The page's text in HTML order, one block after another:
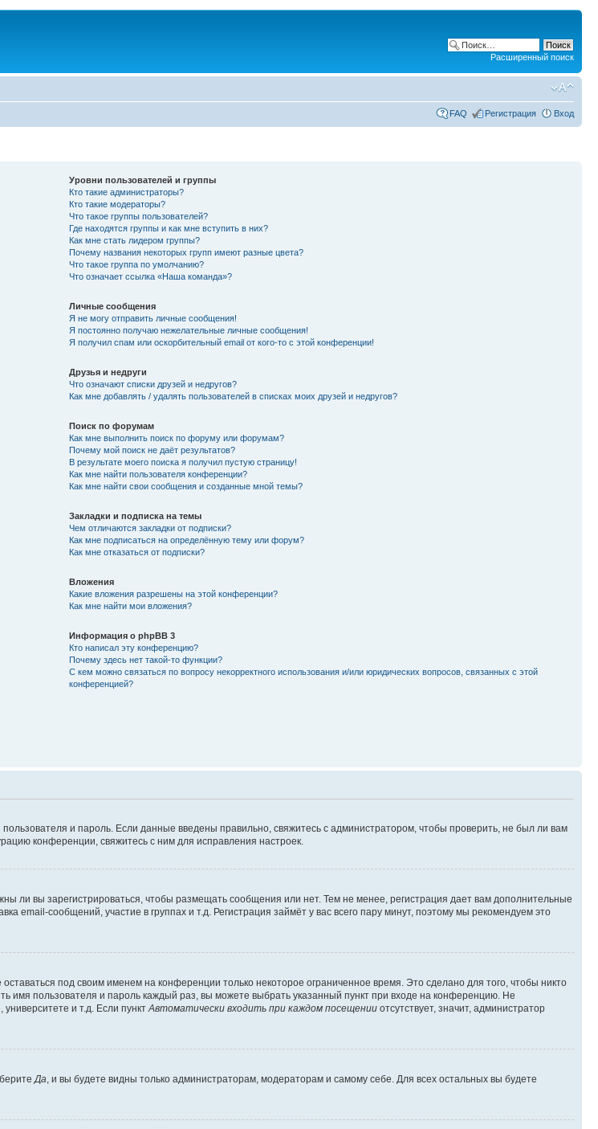
Расширенный поиск
FAQ Регистрация Вход
Уровни пользователей и группы
Кто такие администраторы?
Кто такие модераторы?
Что такое группы пользователей?
Где находятся группы и как мне вступить в них?
Как мне стать лидером группы?
Почему названия некоторых групп имеют разные цвета?
Что такое группа по умолчанию?
Что означает ссылка «Наша команда»?
Личные сообщения
Я не могу отправить личные сообщения!
Я постоянно получаю нежелательные личные сообщения!
Я получил спам или оскорбительный email от кого-то с этой конференции!
Друзья и недруги
Что означают списки друзей и недругов?
Как мне добавлять / удалять пользователей в списках моих друзей и недругов?
Поиск по форумам
Как мне выполнить поиск по форуму или форумам?
Почему мой поиск не даёт результатов?
В результате моего поиска я получил пустую страницу!
Как мне найти пользователя конференции?
Как мне найти свои сообщения и созданные мной темы?
Закладки и подписка на темы
Чем отличаются закладки от подписки?
Как мне подписаться на определённую тему или форум?
Как мне отказаться от подписки?
Вложения
Какие вложения разрешены на этой конференции?
Как мне найти мои вложения?
Информация о phpBB 3
Кто написал эту конференцию?
Почему здесь нет такой-то функции?
С кем можно связаться по вопросу некорректного использования и/или юридических вопросов, связанных с этой
конференцией?
и пароль. Если данные введены правильно, свяжитесь с администратором, чтобы проверить, не был ли вам
конференции, свяжитесь с ним для исправления настроек.
ли вы зарегистрироваться, чтобы размещать сообщения или нет. Тем не менее, регистрация дает вам дополнительные
сообщений, участие в группах и т.д. Регистрация займёт у вас всего пару минут, поэтому мы рекомендуем это
оставаться под своим именем на конференции только некоторое ограниченное время. Это сделано для того, чтобы никто
имя пользователя и пароль каждый раз, вы можете выбрать указанный пункт при входе на конференцию. Не
и т.д. Если пункт Автоматически входить при каждом посещении отсутствует, значит, администратор
Да , и вы будете видны только администраторам, модераторам и самому себе. Для всех остальных вы будете